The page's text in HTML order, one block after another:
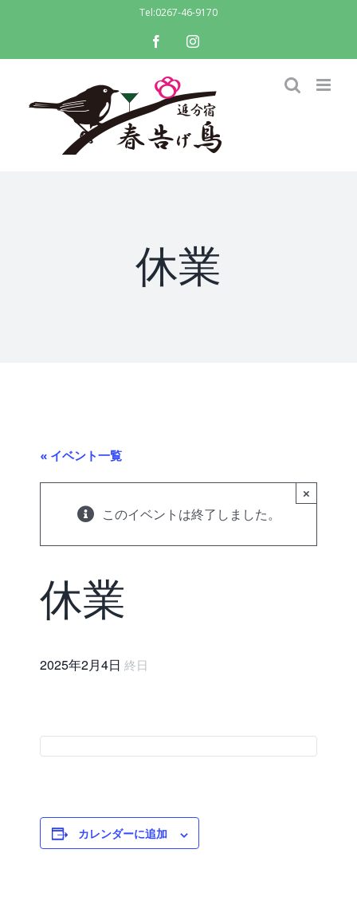
content
Tel:0267-46-9170
facebookinstagram
休業
« イベント一覧
×
このイベントは終了しました。
休業
2025年2月4日 終日
カレンダーに追加